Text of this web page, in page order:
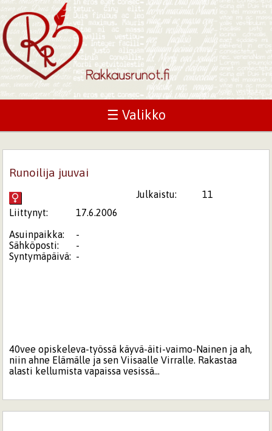
☰ Valikko
Runoilija juuvai
Julkaistu:
11
Liittynyt:
17.6.2006
Asuinpaikka:
-
Sähköposti:
-
Syntymäpäivä: -
40vee opiskeleva-työssä käyvä-äiti-vaimo-Nainen ja ah,
niin ahne Elämälle ja sen Viisaalle Virralle. Rakastaa
alasti kellumista vapaissa vesissä...